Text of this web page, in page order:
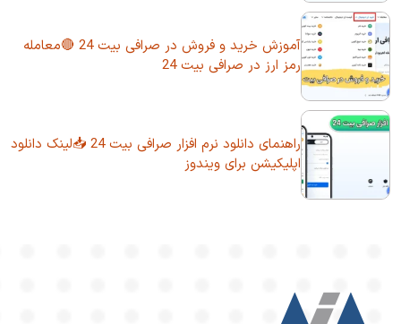
آموزش خرید و فروش در صرافی بیت 24 🔴معامله
رمز ارز در صرافی بیت 24
راهنمای دانلود نرم افزار صرافی بیت 24 📥لینک دانلود
اپلیکیشن برای ویندوز